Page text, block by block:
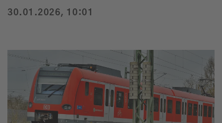
Musik
30.01.2026, 10:01